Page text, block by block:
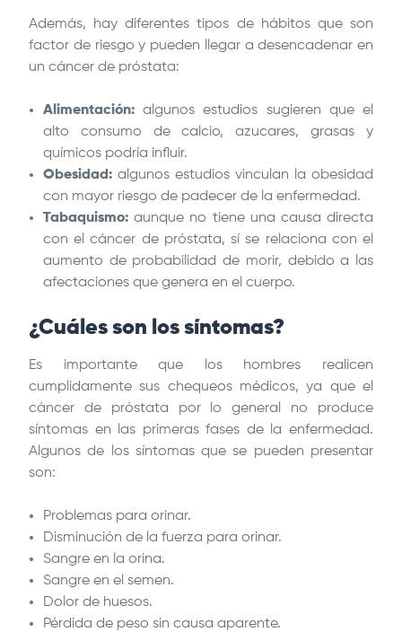
Además, hay diferentes tipos de hábitos que son
factor de riesgo y pueden llegar a desencadenar en
un cáncer de próstata:
Alimentación: algunos estudios sugieren que el
alto consumo de calcio, azucares, grasas y
químicos podría influir.
Obesidad: algunos estudios vinculan la obesidad
con mayor riesgo de padecer de la enfermedad.
Tabaquismo: aunque no tiene una causa directa
con el cáncer de próstata, sí se relaciona con el
aumento de probabilidad de morir, debido a las
afectaciones que genera en el cuerpo.
¿Cuáles son los síntomas?
Es importante que los hombres realicen
cumplidamente sus chequeos médicos, ya que el
cáncer de próstata por lo general no produce
síntomas en las primeras fases de la enfermedad.
Algunos de los síntomas que se pueden presentar
son:
Problemas para orinar.
Disminución de la fuerza para orinar.
Sangre en la orina.
Sangre en el semen.
Dolor de huesos.
Pérdida de peso sin causa aparente.